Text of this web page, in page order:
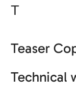
T
Teaser
Technical